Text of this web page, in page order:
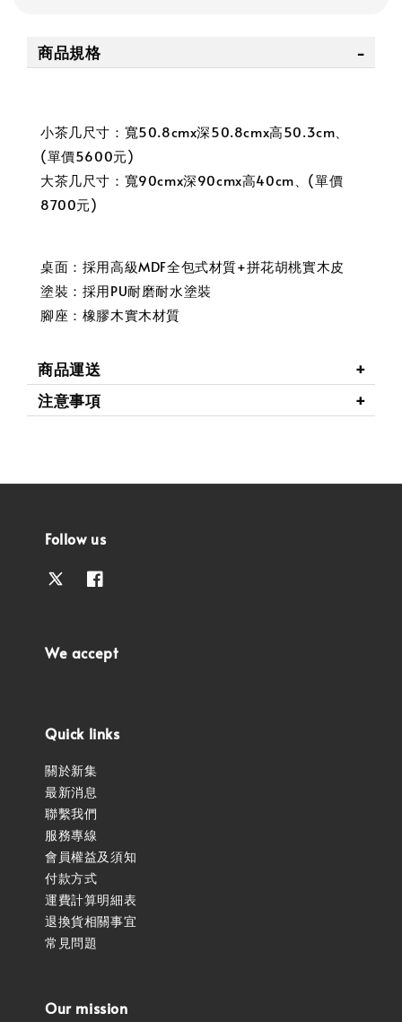
商品規格
小茶几尺寸：寬50.8cmx深50.8cmx高50.3cm、
(單價5600元)
大茶几尺寸：寬90cmx深90cmx高40cm、(單價
8700元)
桌面：採用高級MDF全包式材質+拼花胡桃實木皮
塗裝：採用PU耐磨耐水塗裝
腳座：橡膠木實木材質
商品運送
注意事項
Follow us
We accept
Quick links
關於新集
最新消息
聯繫我們
服務專線
會員權益及須知
付款方式
運費計算明細表
退換貨相關事宜
常見問題
Our mission